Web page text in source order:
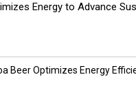
Energy to Advance
Beer Optimizes Energy